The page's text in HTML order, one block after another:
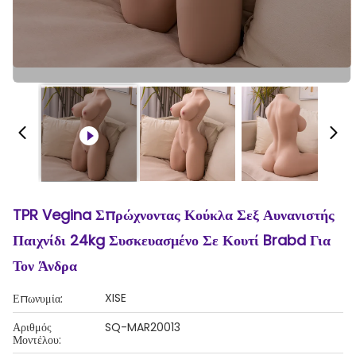
TPR Vegina Σπρώχνοντας Κούκλα Σεξ Αυνανιστής
Παιχνίδι 24kg Συσκευασμένο Σε Κουτί Brabd Για
Τον Άνδρα
Επωνυμία:
XISE
Αριθμός
Μοντέλου:
SQ-MAR20013